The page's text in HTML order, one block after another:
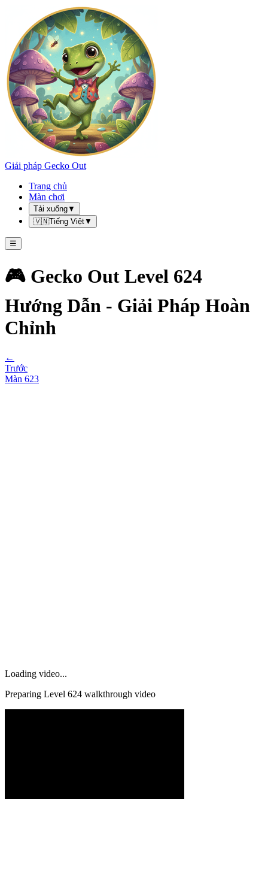
Giải pháp Gecko Out
Trang chủ
Màn chơi
Tải xuống▼
🇻🇳Tiếng Việt▼
☰
🎮 Gecko Out Level 624
Hướng Dẫn - Giải Pháp Hoàn
Chỉnh
←
Trước
Màn 623
Loading video...
Preparing Level 624 walkthrough video